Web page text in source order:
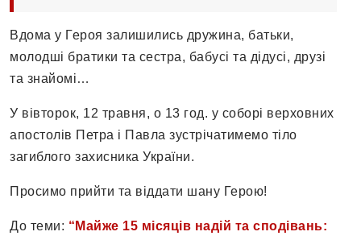
Вдома у Героя залишились дружина, батьки,
молодші братики та сестра, бабусі та дідусі, друзі
та знайомі…
У вівторок, 12 травня, о 13 год. у соборі верховних
апостолів Петра і Павла зустрічатимемо тіло
загиблого захисника України.
Просимо прийти та віддати шану Герою!
До теми: “Майже 15 місяців надій та сподівань: